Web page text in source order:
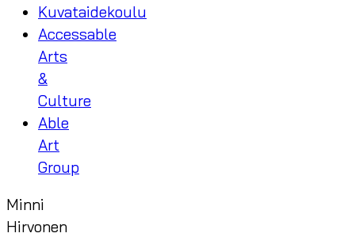
Kuvataidekoulu
Accessable
Arts
&
Culture
Able
Art
Group
Minni
Hirvonen